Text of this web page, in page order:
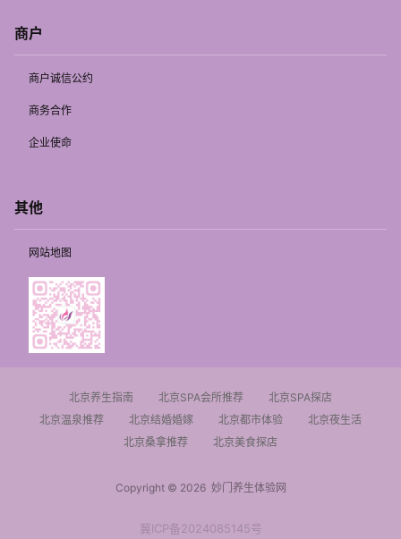
商户
商户诚信公约
商务合作
企业使命
其他
网站地图
北京养生指南 北京SPA会所推荐
北京SPA探店
北京温泉推荐
北京结婚婚嫁 北京都市体验
北京夜生活
北京桑拿推荐
北京美食探店
Copyright © 2026妙门养生体验网
冀ICP备2024085145号